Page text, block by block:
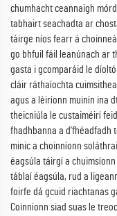
chumhacht ceannaigh
tabhairt seachadta ar
táirge níos fearr á
go bhfuil fáil leanúnach ar
gasta i gcomparáid le
cláir ráthaíochta
agus a léiríonn muinín ina
theicniúla le custaiméirí
fhadhbanna a d'fhéadfadh
minic a choinníonn
éagsúla táirgí a
táblaí éagsúla, rud a
foirfe dá gcuid riachtanas
Coinníonn siad suas le